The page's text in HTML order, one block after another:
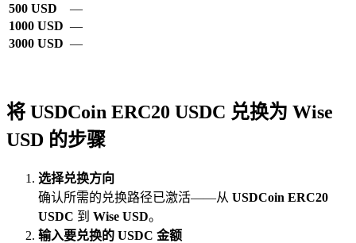
500 USD
—
1000 USD —
3000 USD —
将 USDCoin ERC20 USDC 兑换为 Wise
USD 的步骤
选择兑换方向
确认所需的兑换路径已激活——从 USDCoin ERC20
USDC 到 Wise USD。
输入要兑换的 USDC 金额